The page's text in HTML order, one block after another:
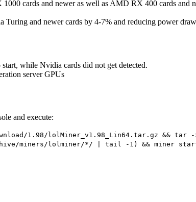
cards and newer as well as AMD RX 400 cards and
and newer cards by 4-7% and reducing power
while Nvidia cards did not get detected.
server GPUs
and execute:
1.98/lolMiner_v1.98_Lin64.tar.gz && tar -
miners/lolminer/*/ | tail -1) && miner